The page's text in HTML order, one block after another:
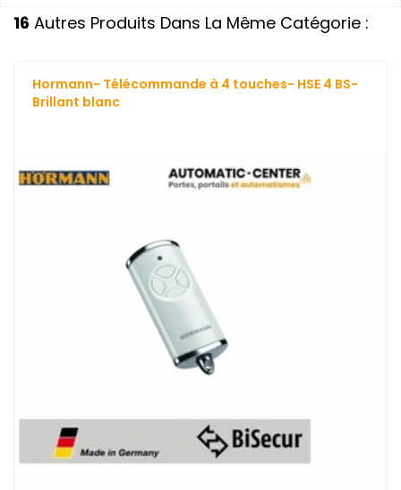
16 Autres Produits Dans La Même Catégorie :
Hormann- Télécommande à 4 touches- HSE 4 BS-
Brillant blanc